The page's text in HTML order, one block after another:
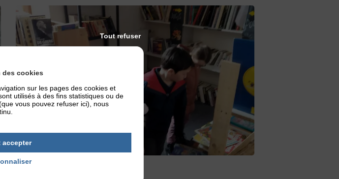
des cookies
sur les pages des cookies et
utilisés à des fins statistiques ou de
vous pouvez refuser ici), nous
accepter
Tout refuser